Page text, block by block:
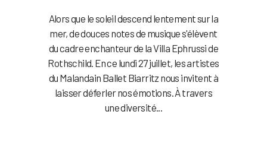
Alors que le soleil descend lentement sur la
mer, de douces notes de musique s'élèvent
du cadre enchanteur de la Villa Ephrussi de
Rothschild. En ce lundi 27 juillet, les artistes
du Malandain Ballet Biarritz nous invitent à
laisser déferler nos émotions. À travers
une diversité...